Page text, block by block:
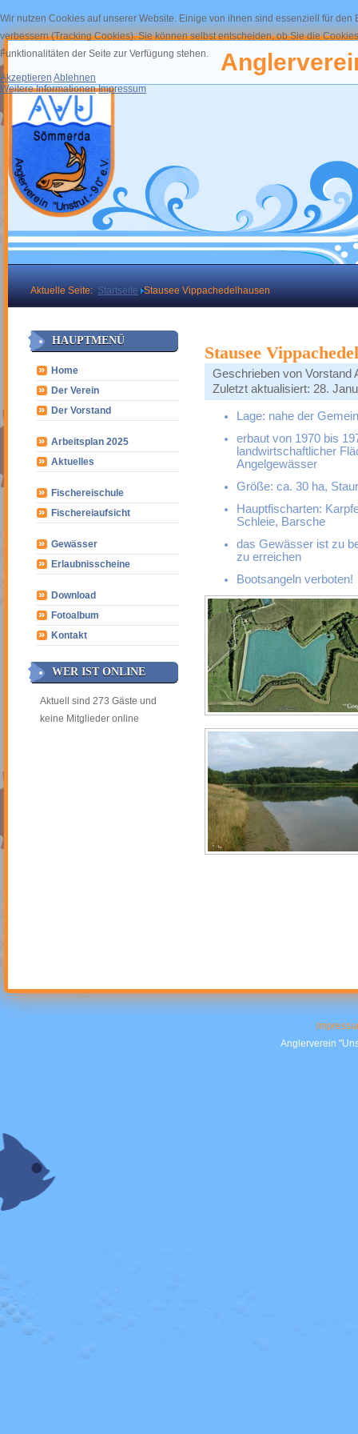
Aktuelle Seite: Startseite Stausee Vippachedelhausen
HAUPTMENÜ
Home
Der Verein
Der Vorstand
Arbeitsplan 2025
Aktuelles
Fischereischule
Fischereiaufsicht
Gewässer
Erlaubnisscheine
Download
Fotoalbum
Kontakt
WER IST ONLINE
Aktuell sind 273 Gäste und
keine Mitglieder online
Stausee
Geschrieben von Vorstand
Zuletzt aktualisiert: 28.
Lage: nahe der
erbaut von 1970 bis
landwirtschaftlicher
Angelgewässer
Größe: ca. 30 ha,
Hauptfischarten:
Schleie, Barsche
das Gewässer ist zu
zu erreichen
Bootsangeln verboten!
Anglerverein
Wir nutzen Cookies auf unserer Website. Einige von ihnen sind essenziell für
verbessern (Tracking Cookies). Sie können selbst entscheiden, ob Sie die
Funktionalitäten der Seite zur Verfügung stehen.
Akzeptieren Ablehnen
Weitere Informationen Impressum